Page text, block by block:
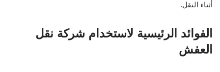
أثناء النقل.
الفوائد الرئيسية لاستخدام شركة نقل
العفش